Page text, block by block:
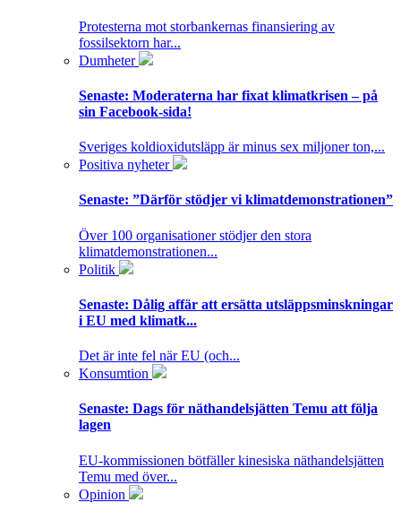
Protesterna mot storbankernas finansiering av
fossilsektorn har...
Dumheter
Senaste: Moderaterna har fixat klimatkrisen – på
sin Facebook-sida!
Sveriges koldioxidutsläpp är minus sex miljoner ton,...
Positiva nyheter
Senaste: ”Därför stödjer vi klimatdemonstrationen”
Över 100 organisationer stödjer den stora
klimatdemonstrationen...
Politik
Senaste: Dålig affär att ersätta utsläppsminskningar
i EU med klimatk...
Det är inte fel när EU (och...
Konsumtion
Senaste: Dags för näthandelsjätten Temu att följa
lagen
EU-kommissionen bötfäller kinesiska näthandelsjätten
Temu med över...
Opinion